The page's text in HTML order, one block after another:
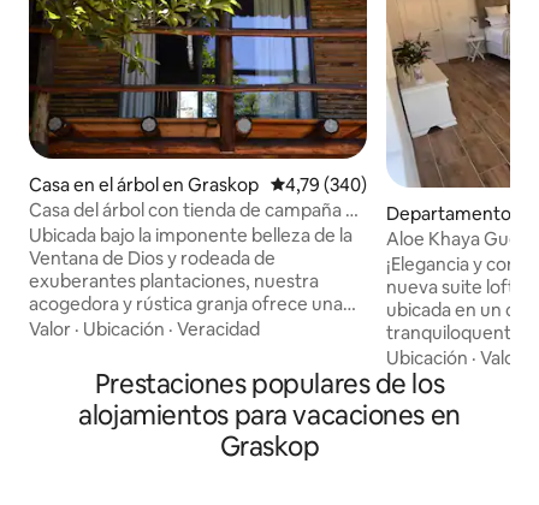
Casa en el árbol en Graskop Calificación promedio: 4,79 de
4,79 (340)
Casa del árbol con tienda de campaña en
Terebinte Guest Farm
Ubicada bajo la imponente belleza de la
Ventana de Dios y rodeada de
exuberantes plantaciones, nuestra
acogedora y rústica granja ofrece una
experiencia agrícola. Como granja en
donde se reúnen amigos y familiares», te
da la bienvenida para disfrutar del
encanto de la vida en el campo. Ten en
cuenta que nuestra propiedad se
encuentra en lo profundo del bosque, lo
Valor · Ubicación · Veracidad
Departamento en
er
Aloe Khaya
de golf seguro
¡Elegancia y
nueva suite loft
ubicada en un
tranquiloquente
18 hoyos.
contar con
energía solar
preocuparte por
Ubicación ·Valor
Prestaciones populares de los
alojamientos para vacaciones en
Graskop